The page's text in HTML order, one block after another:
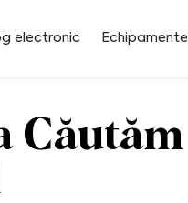
electronic Echipamente
Căutăm